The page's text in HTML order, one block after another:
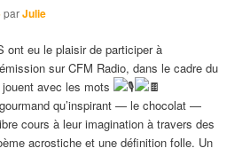
parJulie
ont eu le plaisir de participer à
sur CFM Radio, dans le cadre du
jouent avec les mots
qu’inspirant — le chocolat —
cours à leur imagination à travers des
acrostiche et une définition folle. Un